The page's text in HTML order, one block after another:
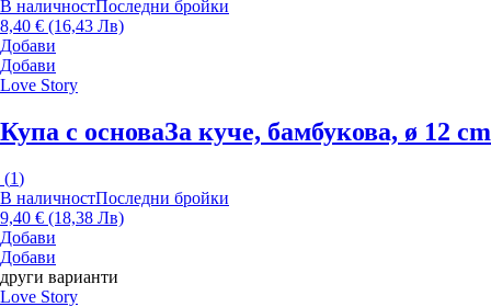
В наличностПоследни бройки
8,40 € (16,43 Лв)
Добави
Добави
Love Story
Купа с основаЗа куче, бамбукова, ø 12 cm
(1)
В наличностПоследни бройки
9,40 € (18,38 Лв)
Добави
Добави
други варианти
Love Story